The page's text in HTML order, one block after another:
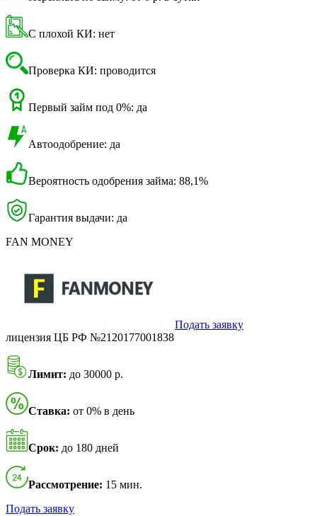
С плохой КИ: нет
Проверка КИ: проводится
Первый займ под 0%: да
Автоодобрение: да
Вероятность одобрения займа: 88,1%
Гарантия выдачи: да
FAN MONEY
Подать заявку
лицензия ЦБ РФ №2120177001838
Лимит: до 30000 р.
Ставка: от 0% в день
Срок: до 180 дней
Рассмотрение: 15 мин.
Подать заявку